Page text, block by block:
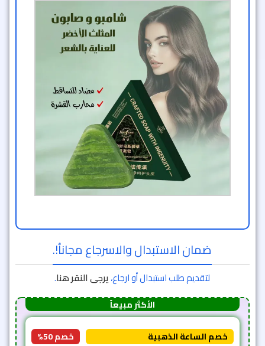
ضمان الاستبدال والاسرجاع مجاناُ!.
لتقديم طلب استبدال أو ارجاع،يرجى النقر هنا.
الأكثر مبيعاً
خصم الساعة الذهبية خصم 50%